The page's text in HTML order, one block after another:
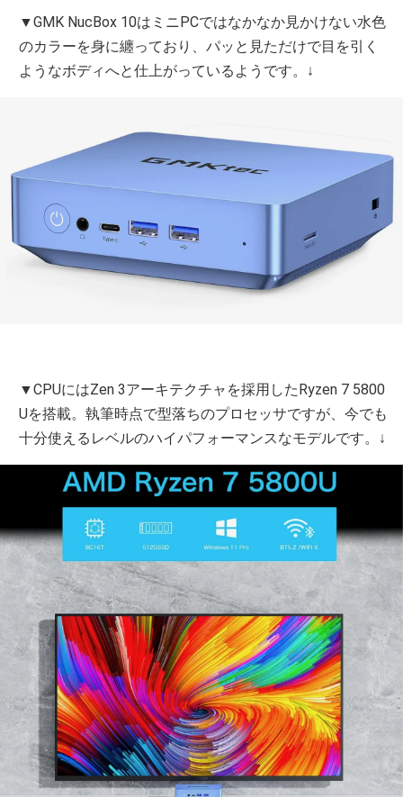
▼GMK NucBox 10はミニPCではなかなか見かけない水色
のカラーを身に纏っており、パッと見ただけで目を引く
ようなボディへと仕上がっているようです。↓
▼CPUにはZen 3アーキテクチャを採用したRyzen 7 5800
Uを搭載。執筆時点で型落ちのプロセッサですが、今でも
十分使えるレベルのハイパフォーマンスなモデルです。↓